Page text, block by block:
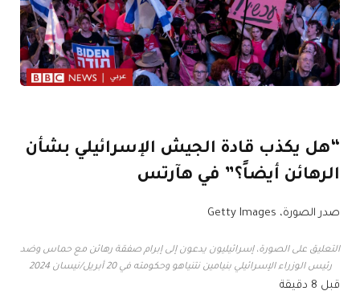
“هل يكذب قادة الجيش الإسرائيلي بشأن
الرهائن أيضاً؟” في هآرتس
صدر الصورة، Getty Images
التعليق على الصورة،إسرائيليون يدعون إلى إبرام صفقة رهائن مع حماس وضد
رئيس الوزراء الإسرائيلي بنيامين نتنياهو وحكومته في 20 أبريل/نيسان 2024
قبل 8 دقيقة